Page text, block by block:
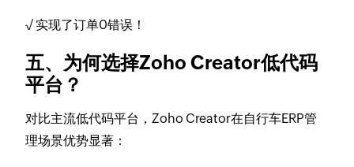
√ 实现了订单0错误！
五、为何选择Zoho Creator低代码
平台？
对比主流低代码平台，Zoho Creator在自行车ERP管
理场景优势显著：